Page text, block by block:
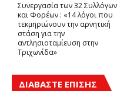
Συνεργασία των 32 Συλλόγων
και Φορέων : «14 λόγοι που
τεκμηριώνουν την αρνητική
στάση για την
αντλησιοταμίευση στην
Τριχωνίδα»
ΔΙΑΒΑΣΤΕ ΕΠΙΣΗΣ